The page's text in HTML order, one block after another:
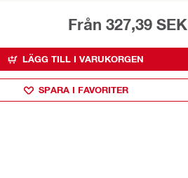
Från 327,39 SEK
LÄGG TILL I VARUKORGEN
SPARA I FAVORITER